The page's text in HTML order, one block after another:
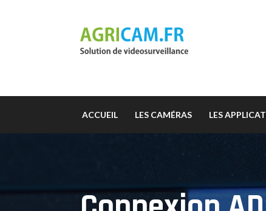
ACCUEIL LES CAMÉRAS LES